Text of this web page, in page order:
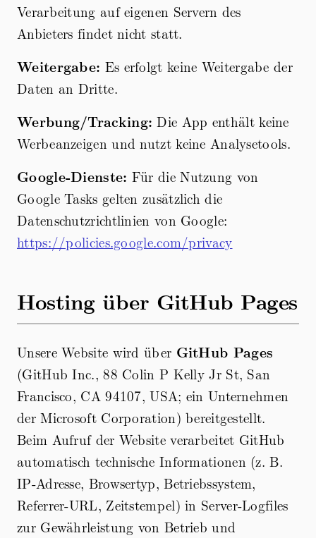
Verarbeitung auf eigenen Servern des
Anbieters findet nicht statt.
Weitergabe: Es erfolgt keine Weitergabe der
Daten an Dritte.
Werbung/Tracking: Die App enthält keine
Werbeanzeigen und nutzt keine Analysetools.
Google-Dienste: Für die Nutzung von
Google Tasks gelten zusätzlich die
Datenschutzrichtlinien von Google:
https://policies.google.com/privacy
Hosting über GitHub Pages
Unsere Website wird über GitHub Pages
(GitHub Inc., 88 Colin P Kelly Jr St, San
Francisco, CA 94107, USA; ein Unternehmen
der Microsoft Corporation) bereitgestellt.
Beim Aufruf der Website verarbeitet GitHub
automatisch technische Informationen (z. B.
IP-Adresse, Browsertyp, Betriebssystem,
Referrer-URL, Zeitstempel) in Server-Logfiles
zur Gewährleistung von Betrieb und